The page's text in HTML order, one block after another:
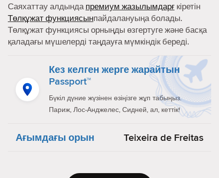
Саяхаттау алдындапремиум жазылымдарғ кіретін
Төлқұжат функциясынпайдалануыңа болады.
Төлқұжат функциясы орныңды өзгертуге және басқа
қаладағы мүшелерді таңдауға мүмкіндік береді.
Кез келген жерге жарайтын
Passport™
Бүкіл дүние жүзінен өзіңізге жұп табыңыз.
Париж, Лос-Анджелес, Сидней, ал, кеттік!
Ағымдағы орын Teixeira de Freitas